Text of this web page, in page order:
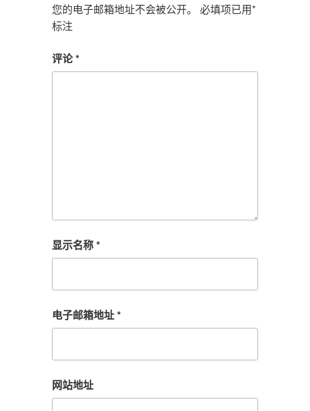
您的电子邮箱地址不会被公开。 必填项已用*
标注
评论*
显示名称*
电子邮箱地址*
网站地址